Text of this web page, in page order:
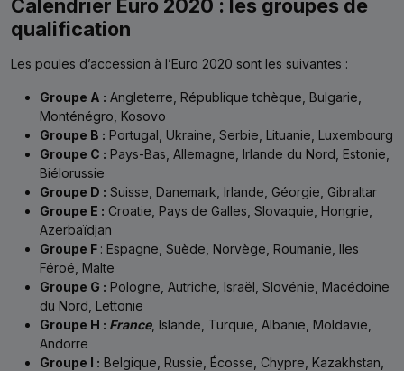
Calendrier Euro 2020 : les groupes de
qualification
Les poules d’accession à l’Euro 2020 sont les suivantes :
Groupe A : Angleterre, République tchèque, Bulgarie,
Monténégro, Kosovo
Groupe B : Portugal, Ukraine, Serbie, Lituanie, Luxembourg
Groupe C : Pays-Bas, Allemagne, Irlande du Nord, Estonie,
Biélorussie
Groupe D : Suisse, Danemark, Irlande, Géorgie, Gibraltar
Groupe E : Croatie, Pays de Galles, Slovaquie, Hongrie,
Azerbaïdjan
Groupe F : Espagne, Suède, Norvège, Roumanie, Iles
Féroé, Malte
Groupe G : Pologne, Autriche, Israël, Slovénie, Macédoine
du Nord, Lettonie
Groupe H : France, Islande, Turquie, Albanie, Moldavie,
Andorre
Groupe I : Belgique, Russie, Écosse, Chypre, Kazakhstan,